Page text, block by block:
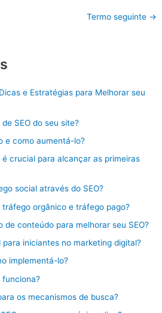
Termo seguinte →
e Estratégias para Melhorar seu
SEO do seu site?
e como aumentá-lo?
é crucial para alcançar as primeiras
social através do SEO?
orgânico e tráfego pago?
de conteúdo para melhorar seu SEO?
para iniciantes no marketing digital?
implementá-lo?
funciona?
os mecanismos de busca?